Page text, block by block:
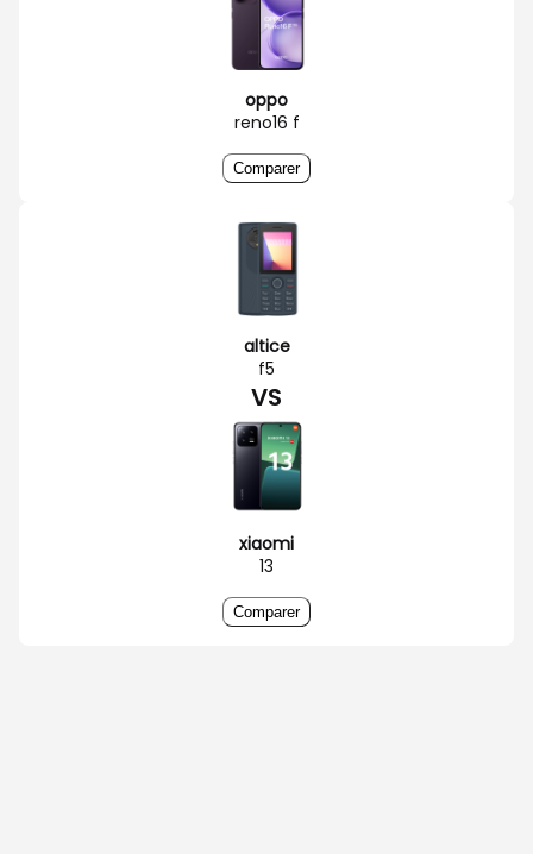
oppo
reno16 f
Comparer
altice
f5
VS
xiaomi
13
Comparer